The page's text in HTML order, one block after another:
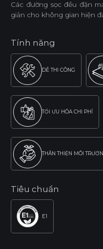
Các đường sọc đều đặn
giản cho không gian hiện
Tính năng
DỄ THI CÔNG
TỐI ƯU HÓA CHI PHÍ
THÂN THIỆN MÔI
Tiêu chuẩn
E1